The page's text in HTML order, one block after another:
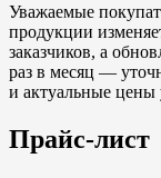
Уважаемые
продукции
заказчиков, а
раз в месяц —
и актуальные
Прайс-лист